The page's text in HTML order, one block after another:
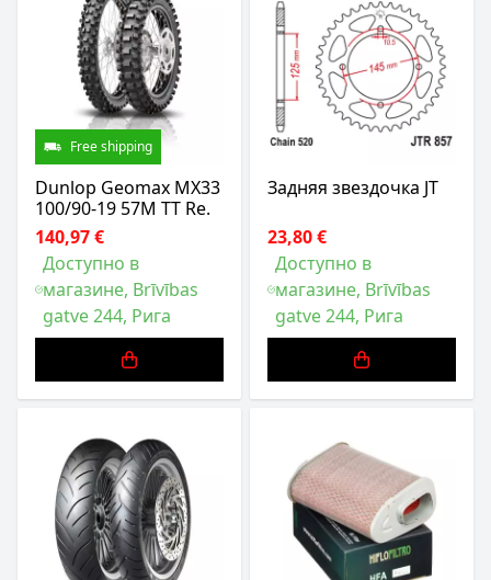
Free shipping
Dunlop Geomax MX33
100/90-19 57M TT Re.
140,97 €
Доступно в
магазине, Brīvības
gatve 244, Рига
Задняя звездочка JT
23,80 €
Доступно в
магазине, Brīvības
gatve 244, Рига